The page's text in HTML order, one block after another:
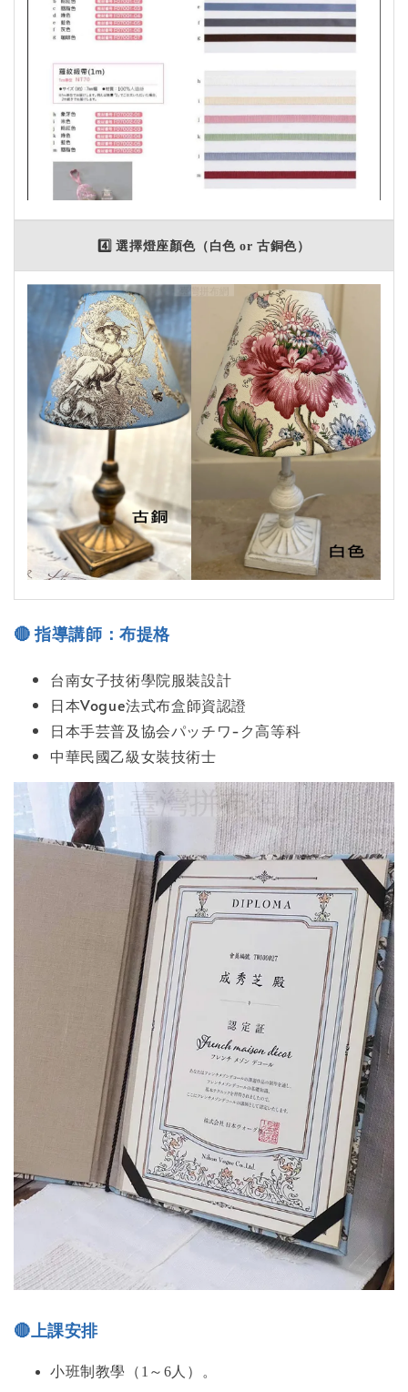
4️⃣ 選擇燈座顏色（白色 or 古銅色）
🔴 指導講師：布提格
台南女子技術學院服裝設計
日本Vogue法式布盒師資認證
日本手芸普及協会パッチワ-ク高等科
中華民國乙級女裝技術士
🔴 上課安排
小班制教學（1～6人）。